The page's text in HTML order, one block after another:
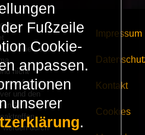
-
ein freies und
nicht
auf dieser
und den
Artikeln
durch
Impressum
Kontakt
Cookies
Fußzeile
Cookie-
anpassen.
unserer
.